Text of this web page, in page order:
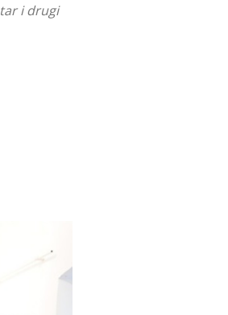
i drugi